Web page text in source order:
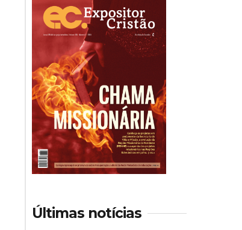
Últimas notícias